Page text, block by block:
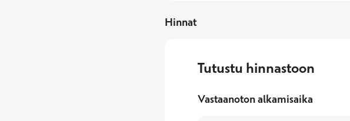
Hinnat
Tutustu hinnastoon
Vastaanoton alkamisaika